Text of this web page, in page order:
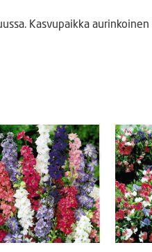
Kasvupaikka